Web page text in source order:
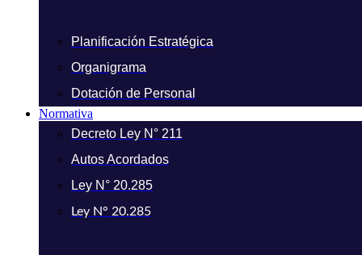
Planificación Estratégica
Organigrama
Dotación de Personal
Normativa
Decreto Ley N° 211
Autos Acordados
Ley N° 20.285
Ley N° 20.285